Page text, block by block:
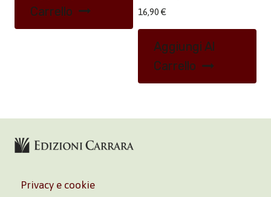
Carrello
16,90 €
Aggiungi Al
Carrello
Privacy e cookie